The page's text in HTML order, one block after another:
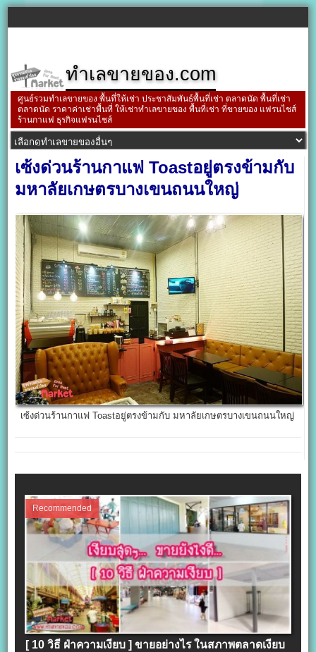
ทำเลขายของ.com
ศูนย์รวมทำเลขายของ พื้นที่ให้เช่า ประชาสัมพันธ์พื้นที่เช่า ตลาดนัด พื้นที่เช่า
ตลาดนัด ราคาค่าเช่าพื้นที่ ให้เช่าทำเลขายของ พื้นที่เช่า ที่ขายของ แฟรนไชส์
ร้านกาแฟ ธุรกิจแฟรนไชส์
เซ้งด่วนร้านกาแฟ Toastอยู่ตรงข้ามกับ
มหาลัยเกษตรบางเขนถนนใหญ่
เซ้งด่วนร้านกาแฟ Toastอยู่ตรงข้ามกับ มหาลัยเกษตรบางเขนถนนใหญ่
Recommended
[ 10 วิธี ฝ่าความเงียบ ] ขายอย่างไร ในสภาพตลาดเงียบ